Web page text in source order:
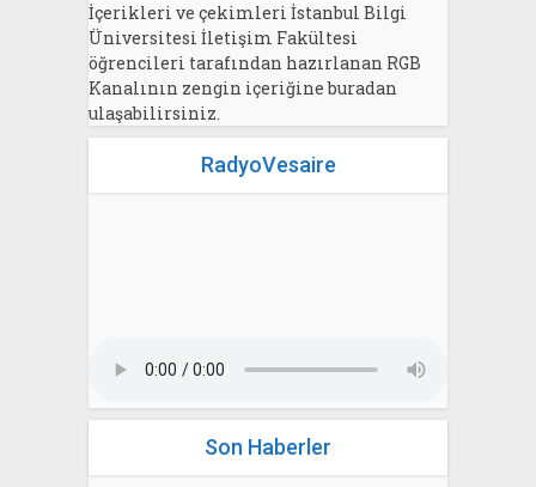
İçerikleri ve çekimleri İstanbul Bilgi
Üniversitesi İletişim Fakültesi
öğrencileri tarafından hazırlanan RGB
Kanalının zengin içeriğine buradan
ulaşabilirsiniz.
RadyoVesaire
Son Haberler